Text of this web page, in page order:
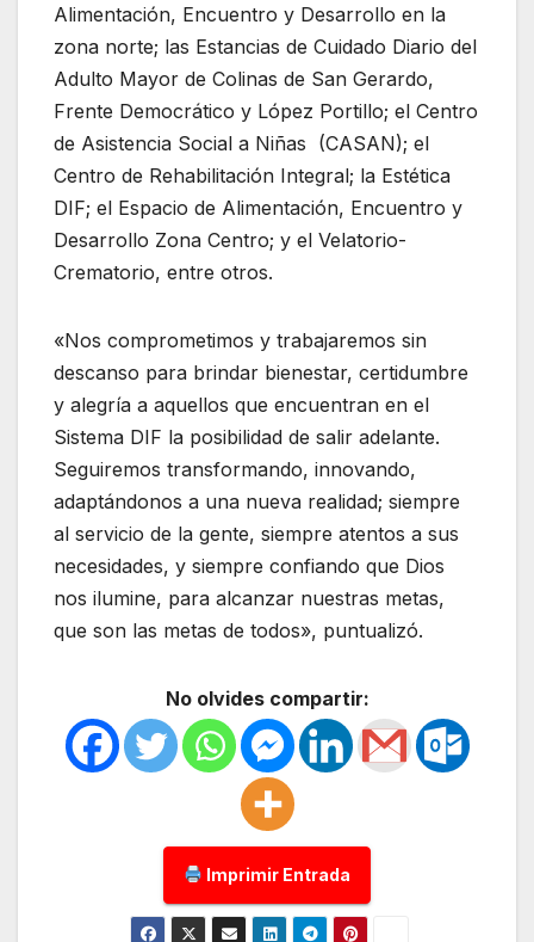
Alimentación, Encuentro y Desarrollo en la
zona norte; las Estancias de Cuidado Diario del
Adulto Mayor de Colinas de San Gerardo,
Frente Democrático y López Portillo; el Centro
de Asistencia Social a Niñas (CASAN); el
Centro de Rehabilitación Integral; la Estética
DIF; el Espacio de Alimentación, Encuentro y
Desarrollo Zona Centro; y el Velatorio-
Crematorio, entre otros.
«Nos comprometimos y trabajaremos sin
descanso para brindar bienestar, certidumbre
y alegría a aquellos que encuentran en el
Sistema DIF la posibilidad de salir adelante.
Seguiremos transformando, innovando,
adaptándonos a una nueva realidad; siempre
al servicio de la gente, siempre atentos a sus
necesidades, y siempre confiando que Dios
nos ilumine, para alcanzar nuestras metas,
que son las metas de todos», puntualizó.
No olvides compartir:
Imprimir Entrada